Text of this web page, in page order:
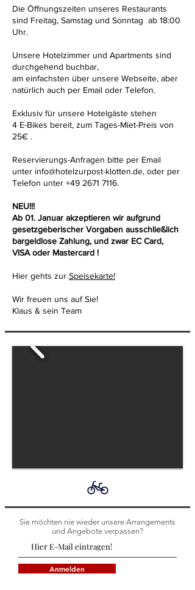
Die Öffnungszeiten unseres Restaurants
sind Freitag, Samstag und Sonntag ab 18:00
Uhr.
Unsere Hotelzimmer und Apartments sind
durchgehend buchbar,
am einfachsten über unsere Webseite, aber
natürlich auch per Email oder Telefon.
Exklusiv für unsere Hotelgäste stehen
4 E-Bikes bereit, zum Tages-Miet-Preis von
25€ .
Reservierungs-Anfragen bitte per Email
unter info@hotelzurpost-klotten.de, oder per
Telefon unter +49 2671 7116.
NEU!!!
Ab 01. Januar akzeptieren wir aufgrund
gesetzgeberischer Vorgaben ausschließlich
bargeldlose Zahlung, und zwar EC Card,
VISA oder Mastercard !
Hier gehts zur Speisekarte!
Wir freuen uns auf Sie!
Klaus & sein Team
Sie möchten nie wieder unsere Arrangements
und Angebote verpassen?
Anmelden